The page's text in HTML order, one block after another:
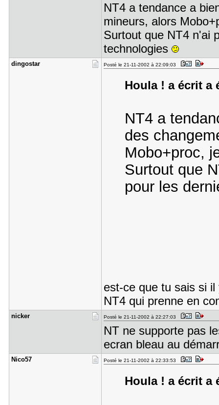
NT4 a tendance a
mineurs, alors
Surtout que NT4 n'ai
technologies
dingostar Posté le 21-11-2002 à 22:09:03
Houla ! a écrit a
NT4 a
des
Mobo+proc,
Surtout que
pour les
est-ce que tu sais si
NT4 qui prenne en
nicker Posté le 21-11-2002 à 22:27:03
NT ne supporte pas
ecran bleau au
Nico57 Posté le 21-11-2002 à 22:33:53
Houla ! a écrit a